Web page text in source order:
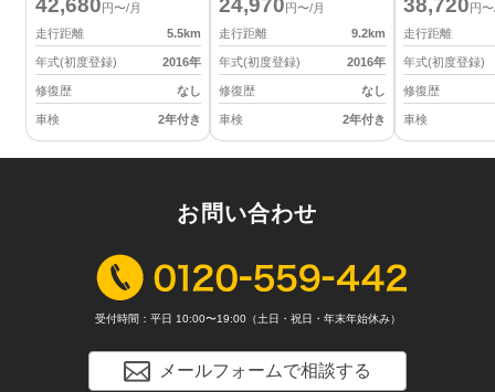
42,680円〜/月
走行距離
5.5km
年式(初度登録) 2016年
修復歴 なし
車検 2年付き
24,970円〜/月
走行距離
9.2km
年式(初度登録) 2016年
修復歴 なし
車検 2年付き
38,720円
走行距離
年式(初度登録)
修復歴
車検
お問い合わせ
受付時間：平日 10:00〜19:00（土日・祝日・年末年始休み）
メールフォームで相談する